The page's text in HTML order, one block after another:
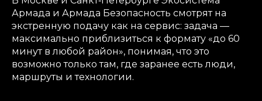
Армада и Армада Безопасность смотрят на
экстренную подачу как на сервис: задача —
максимально приблизиться к формату «до 60
минут в любой район», понимая, что это
возможно только там, где заранее есть люди,
маршруты и технологии.